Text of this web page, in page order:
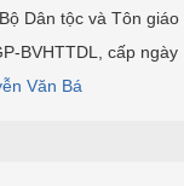
Dân tộc và Tôn giáo
BVHTTDL, cấp
Văn Bá